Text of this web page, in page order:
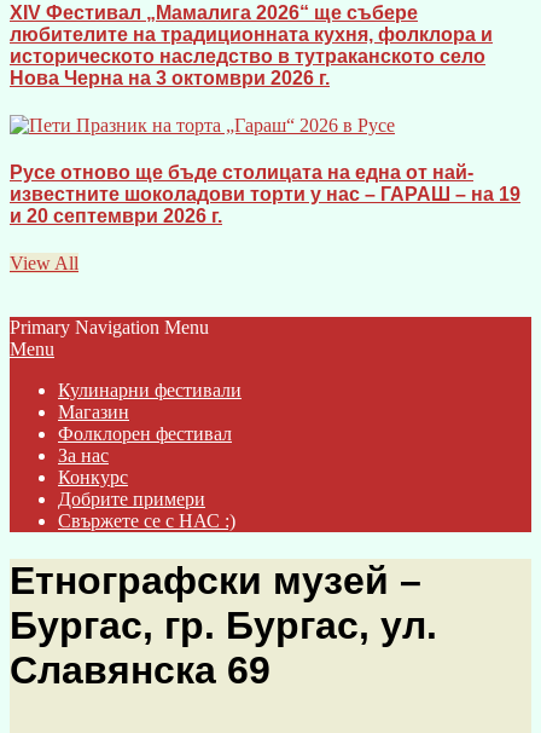
XIV Фестивал „Мамалига 2026“ ще събере
любителите на традиционната кухня, фолклора и
историческото наследство в тутраканското село
Нова Черна на 3 октомври 2026 г.
Русе отново ще бъде столицата на една от най-
известните шоколадови торти у нас – ГАРАШ – на 19
и 20 септември 2026 г.
View All
Primary Navigation Menu
Menu
Кулинарни фестивали
Магазин
Фолклорен фестивал
За нас
Конкурс
Добрите примери
Свържете се с НАС :)
Етнографски музей –
Бургас, гр. Бургас, ул.
Славянска 69